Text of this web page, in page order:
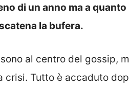
di un anno ma a
la bufera.
al centro del gossip,
crisi. Tutto è accaduto